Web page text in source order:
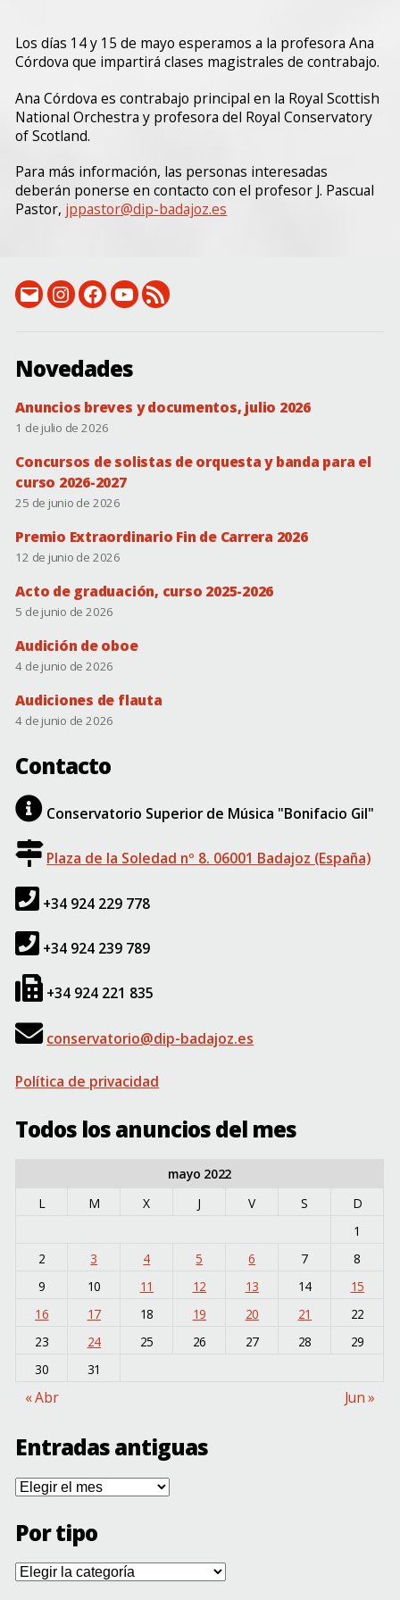
Los días 14 y 15 de mayo esperamos a la profesora Ana
Córdova que impartirá clases magistrales de contrabajo.
Ana Córdova es contrabajo principal en la Royal Scottish
National Orchestra y profesora del Royal Conservatory
of Scotland.
Para más información, las personas interesadas
deberán ponerse en contacto con el profesor J. Pascual
Pastor, jppastor@dip-badajoz.es
email:Instagram:
Facebook:
CanalRSS
Novedades
Anuncios breves y documentos, julio 2026
1 de julio de 2026
Concursos de solistas de orquesta y banda para el
curso 2026-2027
25 de junio de 2026
Premio Extraordinario Fin de Carrera 2026
12 de junio de 2026
Acto de graduación, curso 2025-2026
5 de junio de 2026
Audición de oboe
4 de junio de 2026
Audiciones de flauta
4 de junio de 2026
Contacto
Conservatorio Superior de Música "Bonifacio Gil"
Plaza de la Soledad nº 8. 06001 Badajoz (España)
+34 924 229 778
+34 924 239 789
+34 924 221 835
conservatorio@dip-badajoz.es
Política de privacidad
Todos los anuncios del mes
mayo 2022
L
M X J V S
D
1
2
3 4 5 6 7
8
9
10 11 12 13 14
15
16
17 18 19 20 21
22
23
24 25 26 27 28
29
30
31
« Abr Jun »
Entradas antiguas
Entradas
antiguas
Por tipo
Por
tipo